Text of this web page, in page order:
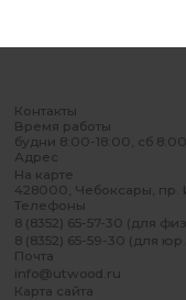
Контакты
Время работы
будни 8:00-18:00, сб
Адрес
На карте
428000, Чебоксары, пр.
Телефоны
8 (8352) 65-57-30 (для
8 (8352) 65-59-30 (для
Почта
info@utwood.ru
Карта сайта